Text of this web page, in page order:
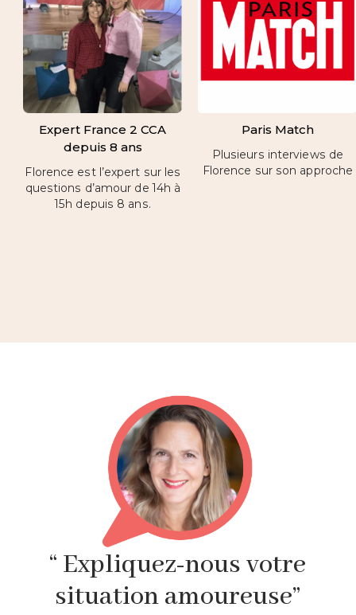
Expert France 2 CCA
depuis 8 ans
Florence est l’expert sur les
questions d’amour de 14h à
15h depuis 8 ans.
Paris Match
Plusieurs interviews de
Florence sur son approche
“ Expliquez-nous votre
situation amoureuse”